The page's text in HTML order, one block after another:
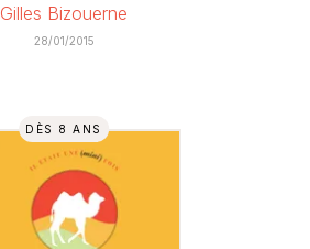
Gilles Bizouerne
28/01/2015
DÈS 8 ANS